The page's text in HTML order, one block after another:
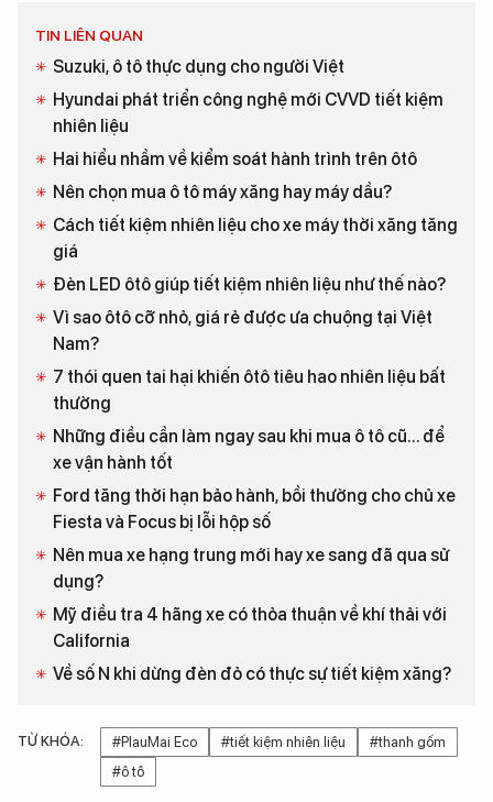
TIN LIÊN QUAN
Suzuki, ô tô thực dụng cho người Việt
Hyundai phát triển công nghệ mới CVVD tiết kiệm
nhiên liệu
Hai hiểu nhầm về kiểm soát hành trình trên ôtô
Nên chọn mua ô tô máy xăng hay máy dầu?
Cách tiết kiệm nhiên liệu cho xe máy thời xăng tăng
giá
Đèn LED ôtô giúp tiết kiệm nhiên liệu như thế nào?
Vì sao ôtô cỡ nhỏ, giá rẻ được ưa chuộng tại Việt
Nam?
7 thói quen tai hại khiến ôtô tiêu hao nhiên liệu bất
thường
Những điều cần làm ngay sau khi mua ô tô cũ... để
xe vận hành tốt
Ford tăng thời hạn bảo hành, bồi thường cho chủ xe
Fiesta và Focus bị lỗi hộp số
Nên mua xe hạng trung mới hay xe sang đã qua sử
dụng?
Mỹ điều tra 4 hãng xe có thỏa thuận về khí thải với
California
Về số N khi dừng đèn đỏ có thực sự tiết kiệm xăng?
TỪ KHÓA: #PlauMai Eco #tiết kiệm nhiên liệu
#thanh gốm
#ô tô